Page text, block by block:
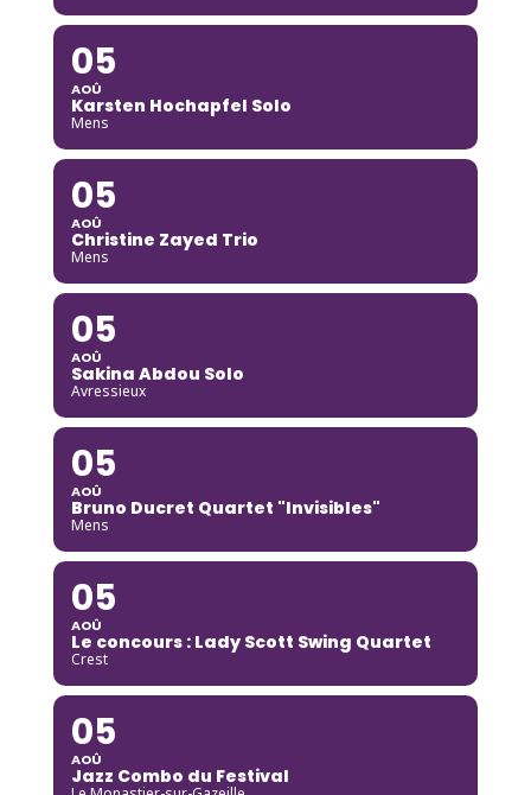
05
AOÛ
Karsten Hochapfel Solo
Mens
05
AOÛ
Christine Zayed Trio
Mens
05
AOÛ
Sakina Abdou Solo
Avressieux
05
AOÛ
Bruno Ducret Quartet "Invisibles"
Mens
05
AOÛ
Le concours : Lady Scott Swing Quartet
Crest
05
AOÛ
Jazz Combo du Festival